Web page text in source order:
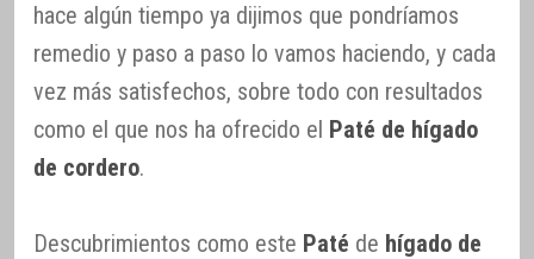
hace algún tiempo ya dijimos que pondríamos
remedio y paso a paso lo vamos haciendo, y cada
vez más satisfechos, sobre todo con resultados
como el que nos ha ofrecido el Paté de hígado
de cordero.
Descubrimientos como este Paté de hígado de